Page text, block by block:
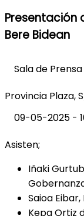
Presentación
Bere Bidean
Sala de
Provincia Plaza,
09-05-2025 -
Asisten;
Iñaki
Saioa
Kepa Ortiz